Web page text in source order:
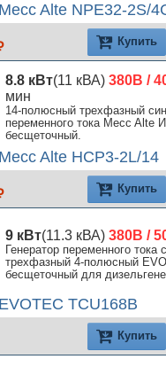
Alte NPE32-2S/
Купить
8.8 кВт(11 кВА) 380В /
мин
14-полюсный трехфазный
переменного тока Mecc Alte
бесщеточный.
Alte HCP3-2L/14
Купить
9 кВт(11.3 кВА) 380В /
Генератор переменного тока
трехфазный 4-полюсный
бесщеточный для
TCU168B
Купить